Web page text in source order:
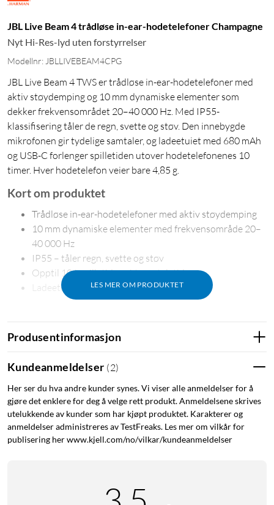
JBL Live Beam 4 trådløse in-ear-hodetelefoner Champagne
Nyt Hi-Res-lyd uten forstyrrelser
Modellnr: JBLLIVEBEAM4CPG
JBL Live Beam 4 TWS er trådløse in-ear-hodetelefoner med
aktiv støydemping og 10 mm dynamiske elementer som
dekker frekvensområdet 20–40 000 Hz. Med IP55-
klassifisering tåler de regn, svette og støv. Den innebygde
mikrofonen gir tydelige samtaler, og ladeetuiet med 680 mAh
og USB-C forlenger spilletiden utover hodetelefonenes 10
timer. Hver hodetelefon veier bare 4,85 g.
LES MER OM PRODUKTET
Kort om produktet
Trådløse in-ear-hodetelefoner med aktiv støydemping
10 mm dynamiske elementer med frekvensområde 20–
40 000 Hz
IP55 – tåler regn, svette og støv
Opptil 10 t spilletid og 6 t samtaletid
Ladeetui med 680 mAh og USB-C-lading
Detaljrik lyd med bredde
De 10 mm dynamiske elementene i Live Beam 4 dekker et
kapabel gjengivelse. Bassen har tyngde uten å dominere,
mellomregisteret beholder klarhet i stemmer og instrumenter,
og diskanten fanger nyanser som ellers kan forsvinne ved
trådløs overføring. Impedansen på 16 Ω gjør hodetelefonene
Produsentinformasjon
Kundeanmeldelser (2)
Her ser du hva andre kunder synes. Vi viser alle anmeldelser for å
gjøre det enklere for deg å velge rett produkt. Anmeldelsene skrives
utelukkende av kunder som har kjøpt produktet. Karakterer og
anmeldelser administreres av TestFreaks. Les mer om vilkår for
publisering her www.kjell.com/no/vilkar/kundeanmeldelser